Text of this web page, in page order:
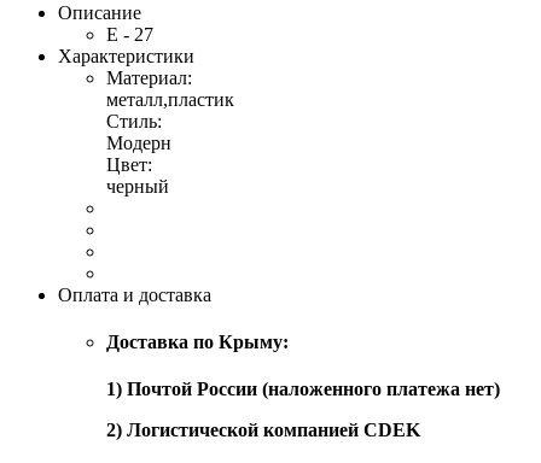
Описание
Е - 27
Характеристики
Материал:
металл,пластик
Стиль:
Модерн
Цвет:
черный
Оплата и доставка
Доставка по Крыму:
1) Почтой России (наложенного платежа нет)
2) Логистической компанией CDEK